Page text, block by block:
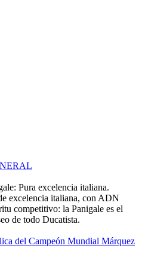
Pura excelencia italiana.
excelencia italiana, con ADN
competitivo: la Panigale es el
de todo Ducatista.
del Campeón Mundial Márquez